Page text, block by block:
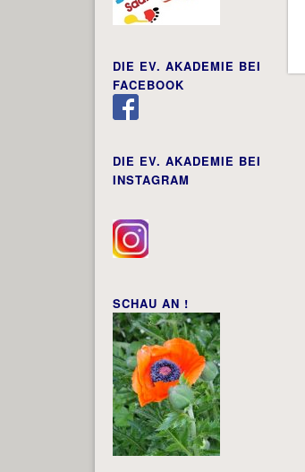
DIE EV. AKADEMIE BEI
FACEBOOK
DIE EV. AKADEMIE BEI
INSTAGRAM
SCHAU AN !